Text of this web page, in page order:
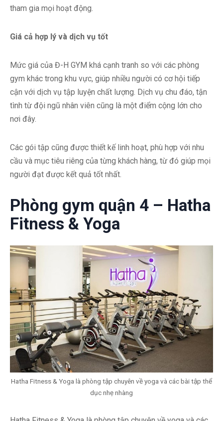
tham gia mọi hoạt động.
Giá cả hợp lý và dịch vụ tốt
Mức giá của Đ-H GYM khá cạnh tranh so với các phòng
gym khác trong khu vực, giúp nhiều người có cơ hội tiếp
cận với dịch vụ tập luyện chất lượng. Dịch vụ chu đáo, tận
tình từ đội ngũ nhân viên cũng là một điểm cộng lớn cho
nơi đây.
Các gói tập cũng được thiết kế linh hoạt, phù hợp với nhu
cầu và mục tiêu riêng của từng khách hàng, từ đó giúp mọi
người đạt được kết quả tốt nhất.
Phòng gym quận 4 – Hatha
Fitness & Yoga
Hatha Fitness & Yoga là phòng tập chuyên về yoga và các bài tập thể
dục nhẹ nhàng